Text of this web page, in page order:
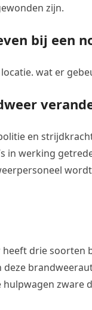
zijn.
bij een
wat er
en
in werking
drie soorten
zware